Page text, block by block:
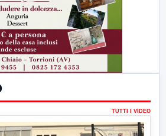
TUTTI I VIDEO